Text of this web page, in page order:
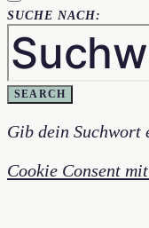
SUCHE NACH:
SEARCH
Gib dein Suchwort
Cookie Consent